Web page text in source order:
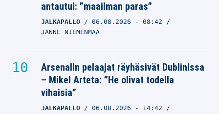
antautui: ”maailman paras”
JALKAPALLO 06.08.2026 - 08:42
JANNE NIEMENMAA
Arsenalin pelaajat räyhäsivät Dublinissa
– Mikel Arteta: ”He olivat todella
vihaisia”
JALKAPALLO 06.08.2026 - 14:42